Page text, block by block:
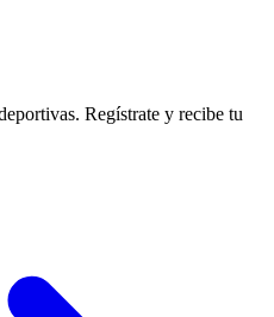
Regístrate y recibe tu